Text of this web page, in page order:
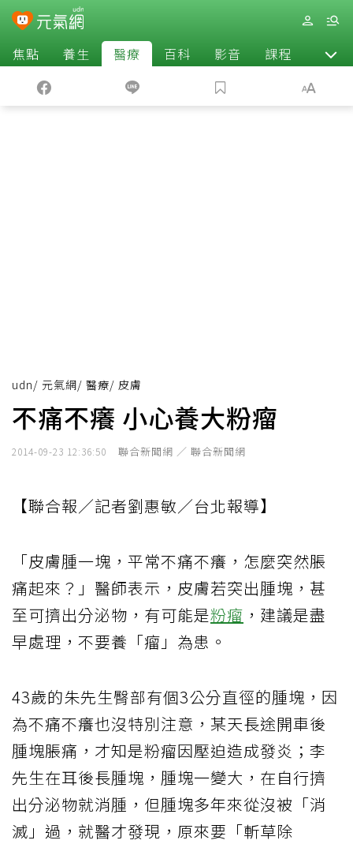
焦點 養生 醫療 百科 影音 課程 退休
udn/ 元氣網/ 醫療/ 皮膚
不痛不癢 小心養大粉瘤
2014-09-23 12:36:50 聯合新聞網 ／ 聯合新聞網
【聯合報／記者劉惠敏／台北報導】
「皮膚腫一塊，平常不痛不癢，怎麼突然脹
痛起來？」醫師表示，皮膚若突出腫塊，甚
至可擠出分泌物，有可能是粉瘤 ，建議是盡
早處理，不要養「瘤」為患。
43歲的朱先生臀部有個3公分直徑的腫塊，因
為不痛不癢也沒特別注意，某天長途開車後
腫塊脹痛，才知是粉瘤因壓迫造成發炎；李
先生在耳後長腫塊，腫塊一變大，在自行擠
出分泌物就消腫，但腫塊多年來從沒被「消
滅」過，就醫才發現，原來要「斬草除